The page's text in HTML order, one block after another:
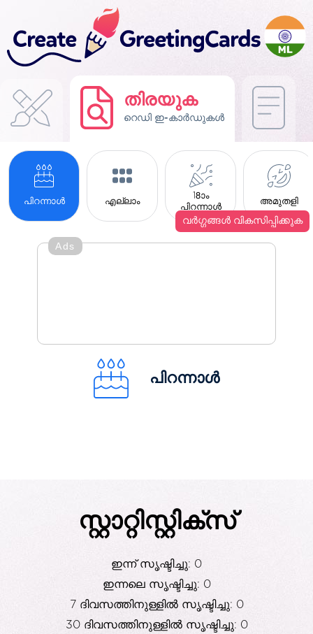
തിരയുക
റെഡി ഇ-കാർഡുകൾ
പിറന്നാൾ എല്ലാം
18ാം
പിറന്നാൾ
അമുതളി
വർഗ്ഗങ്ങൾ വികസിപ്പിക്കുക
Ads
പിറന്നാൾ
സ്റ്റാറ്റിസ്റ്റിക്സ്
ഇന്ന് സൃഷ്ടിച്ചു: 0
ഇന്നലെ സൃഷ്ടിച്ചു: 0
7 ദിവസത്തിനുള്ളിൽ സൃഷ്ടിച്ചു: 0
30 ദിവസത്തിനുള്ളിൽ സൃഷ്ടിച്ചു: 0